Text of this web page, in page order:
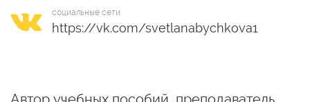
социальные сети